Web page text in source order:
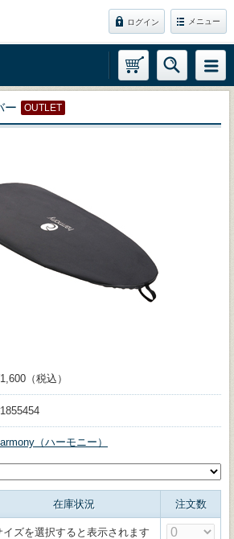
ログイン メニュー
ー OUTLET
（税込）
（ハーモニー）
在庫状況 注文数
イズを選択すると表示されます